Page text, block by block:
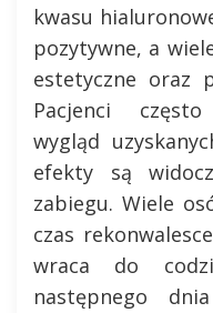
kwasu
pozytywne, a
estetyczne oraz
Pacjenci
wygląd
efekty są
zabiegu. Wiele
czas
wraca do
następnego